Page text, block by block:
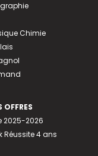
Chimie
OFFRES
2025-2026
Réussite 4 ans